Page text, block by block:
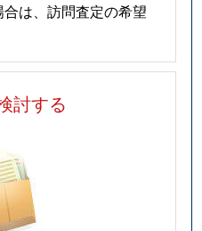
は、訪問査定の希望
討する